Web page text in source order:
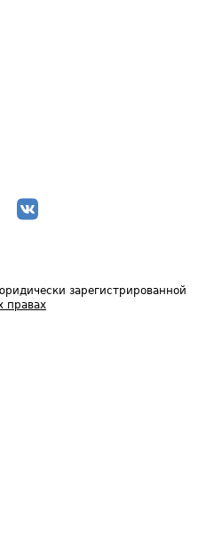
зарегистрированной
правах